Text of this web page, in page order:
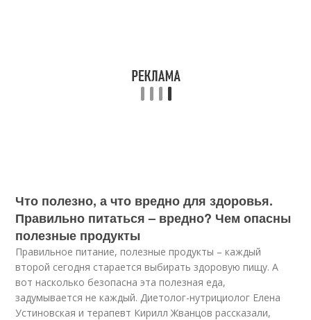
Что полезно, а что вредно для здоровья.
Правильно питаться – вредно? Чем опасны
полезные продукты
Правильное питание, полезные продукты – каждый
второй сегодня старается выбирать здоровую пищу. А
вот насколько безопасна эта полезная еда,
задумывается не каждый. Диетолог-нутрициолог Елена
Устиновская и терапевт Кирилл Жванцов рассказали,